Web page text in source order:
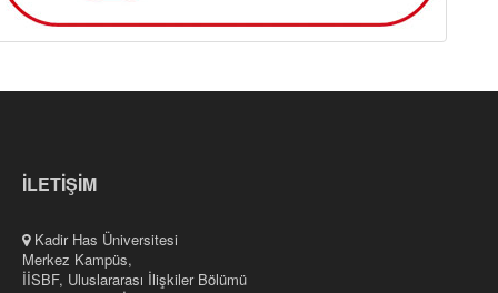
İLETİŞİM
Kadir Has Üniversitesi
Merkez Kampüs,
İİSBF, Uluslararası İlişkiler Bölümü